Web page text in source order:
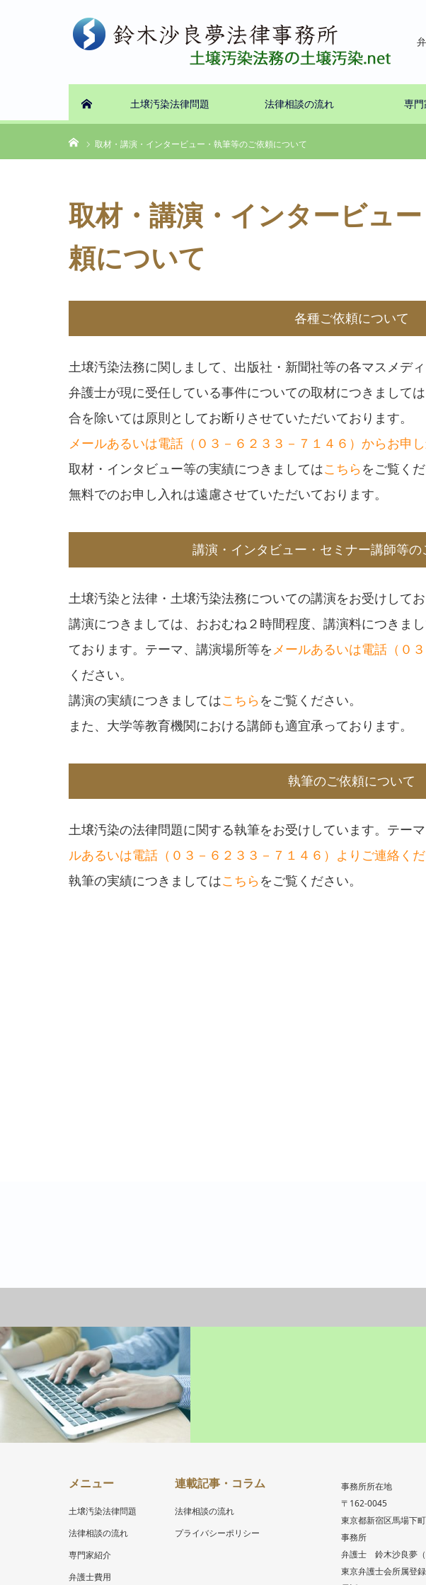
土壌汚染法律問題 法律相談の流れ 専
ホーム取材・講演・インタービュー・執筆等のご依頼について
取材・講演・インタービュ
頼について
各種ご依頼について
土壌汚染法務に関しまして、出版社・新聞社等の各マスメデ
弁護士が現に受任している事件についての取材につきまして
合を除いては原則としてお断りさせていただいております。
メールあるいは電話（０３－６２３３－７１４６）からお申し
取材・インタビュー等の実績につきましてはこちら をご覧くだ
無料でのお申し入れは遠慮させていただいております。
講演・インタビュー・セミナー講師等の
土壌汚染と法律・土壌汚染法務についての講演をお受けしてお
講演につきましては、おおむね２時間程度、講演料につきま
ております。テーマ、講演場所等をメールあるいは電話（０
ください。
講演の実績につきましてはこちら をご覧ください。
また、大学等教育機関における講師も適宜承っております。
執筆のご依頼について
土壌汚染の法律問題に関する執筆をお受けしています。テー
ルあるいは電話（０３－６２３３－７１４６）よりご連絡くだ
執筆の実績につきましてはこちら をご覧ください。
メニュー
土壌汚染法律問題
法律相談の流れ
専門家紹介
弁護士費用
連載記事・コラム
法律相談の流れ
プライバシーポリシー
事務所所在地
〒162-0045
東京都新宿区馬場下
事務所
弁護士 鈴木沙良夢（
東京弁護士会所属登